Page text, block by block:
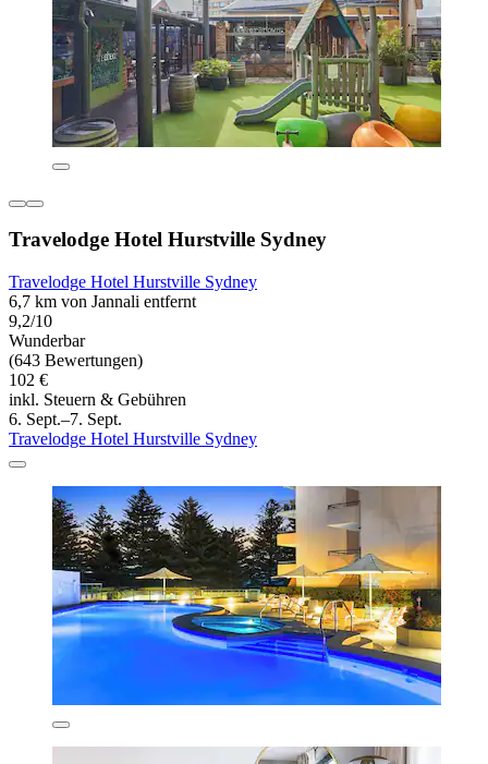
Travelodge Hotel Hurstville Sydney
Travelodge Hotel Hurstville Sydney
6,7 km von Jannali entfernt
9,2/10
Wunderbar
(643 Bewertungen)
102 €
inkl. Steuern & Gebühren
6. Sept.–7. Sept.
Travelodge Hotel Hurstville Sydney